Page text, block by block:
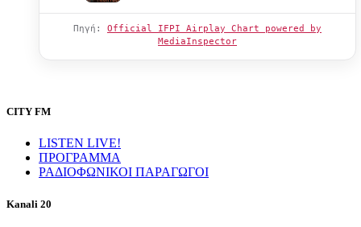
Πηγή: Official IFPI Airplay Chart powered by
MediaInspector
CITY FM
LISTEN LIVE!
ΠΡΟΓΡΑΜΜΑ
ΡΑΔΙΟΦΩΝΙΚΟΙ ΠΑΡΑΓΩΓΟΙ
Kanali 20